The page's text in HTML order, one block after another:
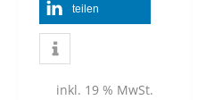
teilen
inkl. 19 % MwSt.